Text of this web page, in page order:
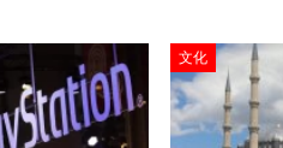
文化